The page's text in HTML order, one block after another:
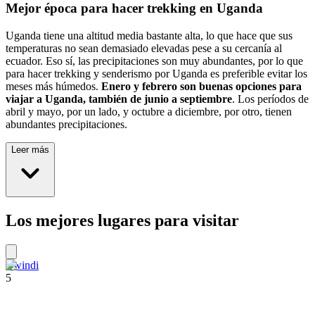
Mejor época para hacer trekking en Uganda
Uganda tiene una altitud media bastante alta, lo que hace que sus
temperaturas no sean demasiado elevadas pese a su cercanía al
ecuador. Eso sí, las precipitaciones son muy abundantes, por lo que
para hacer trekking y senderismo por Uganda es preferible evitar los
meses más húmedos. Enero y febrero son buenas opciones para
viajar a Uganda, también de junio a septiembre. Los períodos de
abril y mayo, por un lado, y octubre a diciembre, por otro, tienen
abundantes precipitaciones.
Leer más
Los mejores lugares para visitar
Bwindi
5